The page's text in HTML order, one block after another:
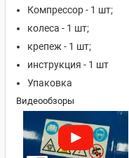
Компрессор - 1 шт;
колеса - 1 шт;
крепеж - 1 шт;
инструкция - 1 шт
Упаковка
Видеообзоры